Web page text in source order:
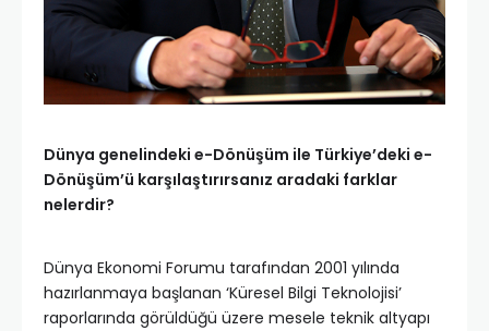
Dünya genelindeki e-Dönüşüm ile Türkiye’deki e-
Dönüşüm’ü karşılaştırırsanız aradaki farklar
nelerdir?
Dünya Ekonomi Forumu tarafından 2001 yılında
hazırlanmaya başlanan ‘Küresel Bilgi Teknolojisi’
raporlarında görüldüğü üzere mesele teknik altyapı